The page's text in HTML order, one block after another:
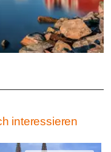
interessieren